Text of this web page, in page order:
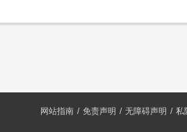
网站指南 免责声明 无障碍声明 私